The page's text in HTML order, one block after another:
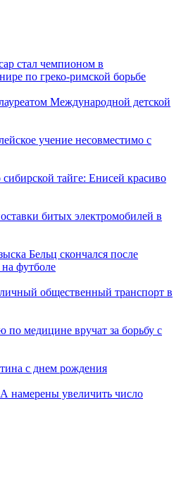
стал чемпионом в
по греко-римской борьбе
Международной детской
учение несовместимо с
тайге: Енисей красиво
битых электромобилей в
Бельц скончался после
футболе
общественный транспорт в
медицине вручат за борьбу с
с днем рождения
увеличить число